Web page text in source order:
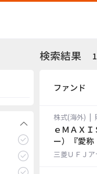
検索結果
ファンド
株式(海外)
ｅＭＡＸ
ー）『愛称
三菱ＵＦＪ